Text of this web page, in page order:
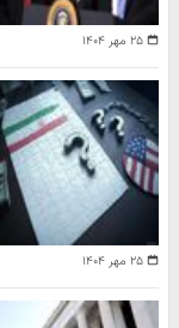
۲۵ مهر ۱۴۰۴
۲۵ مهر ۱۴۰۴